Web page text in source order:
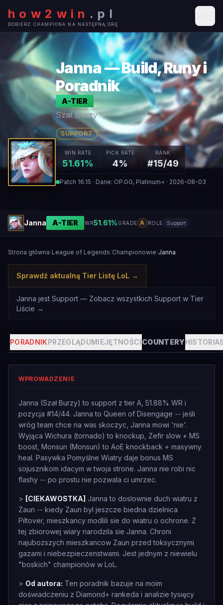
how2win . pl
DOBIERZ CHAMPIONA NA NASTĘPNĄ GRĘ
Janna — Build, Runy i
Poradnik
A-TIER
Szał Burzy
SUPPORT
WIN RATE
51.61%
PICK RATE
4%
RANK
#15/49
Patch 16.15 · Dane: OP.GG, Platinum+ · 2026-08-03
Janna A-TIER WR51.61% GRADE A ROLE Support
Strona główna/League of Legends/Championowie/Janna
Sprawdź aktualną Tier Listę LoL →
Janna jest Support — Zobacz wszystkich Support w Tier
Liście →
PORADNIKPRZEGLĄDUMIEJĘTNOŚCICOUNTERYHISTORIA
WPROWADZENIE
Janna (Szał Burzy) to support z tier A, 51.88% WR i
pozycja #14/44. Janna to Queen of Disengage -- jeśli
wróg team chce na was skoczyc, Janna mowi 'nie'.
Wyjąca Wichura (tornado) to knockup, Zefir slow + MS
boost, Monsun (Monsun) to AoE knockback + masywny
heal. Pasywka Pomyślne Wiatry daje bonus MS
sojusznikom idacym w twoja strone. Janna nie robi nic
flashy -- po prostu nie pozwala ci umrzec.
> [CIEKAWOSTKA] Janna to doslownie duch wiatru z
Zaun -- kiedy Zaun byl jeszcze biedna dzielnica
Piltover, mieszkancy modlili sie do wiatru o ochrone. Z
tej zbiorowej wiary narodzila sie Janna. Chroni
najubozszych mieszkancow Zaun przed toksycznymi
gazami i niebezpieczenstwami. Jest jednym z niewielu
"boskich" championów w LoL.
> Od autora: Ten poradnik bazuje na moim
doświadczeniu z Diamond+ rankeda i analizie tysięcy